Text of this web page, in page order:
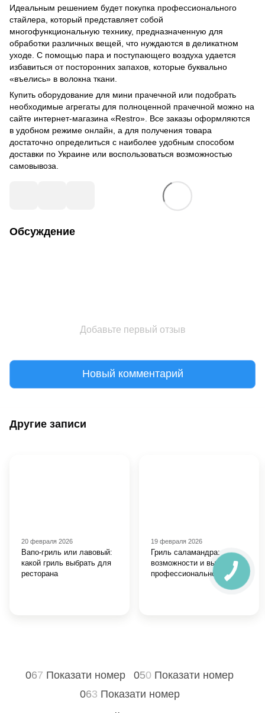
Идеальным решением будет покупка профессионального
стайлера, который представляет собой
многофункциональную технику, предназначенную для
обработки различных вещей, что нуждаются в деликатном
уходе. С помощью пара и поступающего воздуха удается
избавиться от посторонних запахов, которые буквально
«въелись» в волокна ткани.
Купить оборудование для мини прачечной или подобрать
необходимые агрегаты для полноценной прачечной можно на
сайте интернет-магазина «Restro». Все заказы оформляются
в удобном режиме онлайн, а для получения товара
достаточно определиться с наиболее удобным способом
доставки по Украине или воспользоваться возможностью
самовывоза.
Обсуждение
Добавьте первый отзыв
Новый комментарий
Другие записи
20 февраля 2026
Вапо-гриль или лавовый:
какой гриль выбрать для
ресторана
19 февраля 2026
Гриль саламандра:
возможности и выбор для
профессиональной кухни
067 Показати номер 050 Показати номер
063 Показати номер